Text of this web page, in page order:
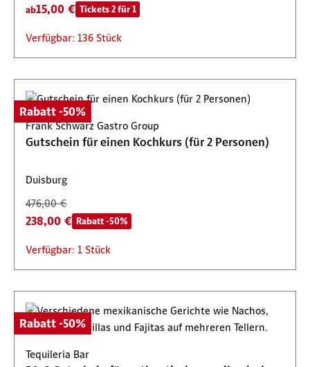
ab15,00 € Tickets 2 für 1
Verfügbar: 136 Stück
Rabatt -50%
Frank Schwarz Gastro Group
Gutschein für einen Kochkurs (für 2 Personen)
Duisburg
476,00 €
238,00 € Rabatt -50%
Verfügbar: 1 Stück
Rabatt -50%
Tequileria Bar